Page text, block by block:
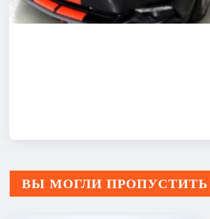
ВЫ МОГЛИ ПРОПУСТИТЬ